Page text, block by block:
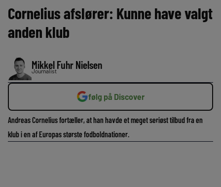
Cornelius afslører: Kunne have valgt
anden klub
Mikkel Fuhr Nielsen
Journalist
følg på Discover
Andreas Cornelius fortæller, at han havde et meget seriøst tilbud fra en
klub i en af Europas største fodboldnationer.